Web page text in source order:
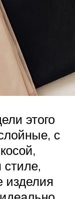
этого
с
изделия